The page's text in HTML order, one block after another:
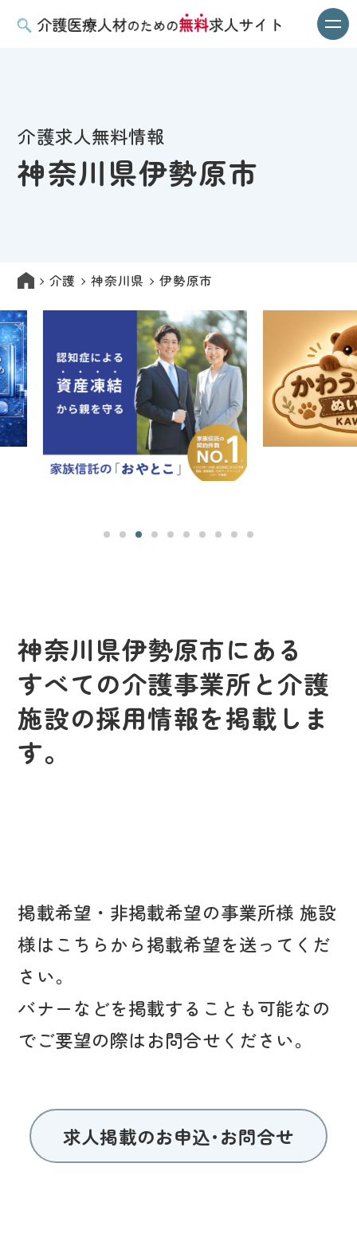
介護求人無料情報
神奈川県伊勢原市
介護 神奈川県 伊勢原市
神奈川県伊勢原市にある
すべての介護事業所と介護
施設の採用情報を掲載しま
す。
掲載希望・非掲載希望の事業所様 施設
様はこちらから掲載希望を送ってくだ
さい。
バナーなどを掲載することも可能なの
でご要望の際はお問合せください。
求人掲載のお申込･お問合せ